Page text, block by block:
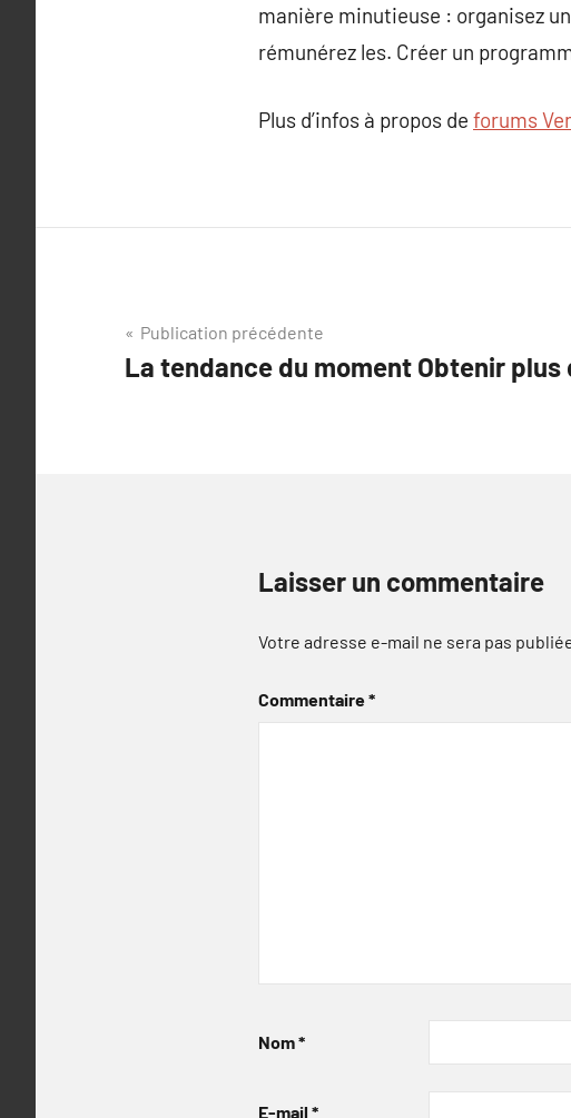
manière minutieuse : organisez
rémunérez les. Créer un
Plus d’infos à propos de forums
Navigation
de
Publication précédente
La tendance du moment Obtenir plus
Laisser un commentaire
Votre adresse e-mail ne sera pas
Commentaire*
Nom*
E-mail *